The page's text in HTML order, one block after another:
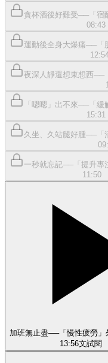
貪杯酒後好難受──「宿
08:43
運動後全身大爆痛──「
夜深人靜還想東想西──
「嗯嗯」出不來──「緩
15:31
久坐、久站腿好腫──「
一秒就忘記──「提升專
11:50
加班無止盡──「慢性疲勞」
13:56文試閱